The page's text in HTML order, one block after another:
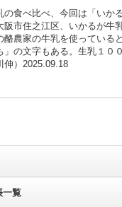
食べ比べ、今回は「いか
市住之江区、いかるが牛乳
農家の牛乳を使っている
」の文字もある。生乳１０
伸）2025.09.18
一覧